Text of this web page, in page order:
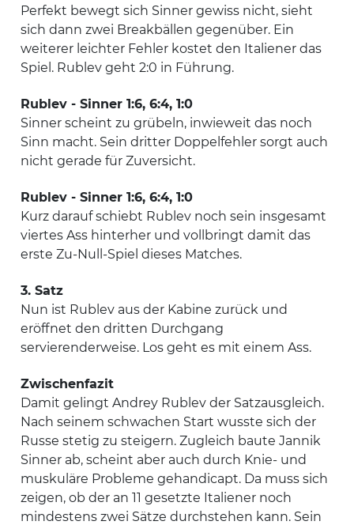
Perfekt bewegt sich Sinner gewiss nicht, sieht
sich dann zwei Breakbällen gegenüber. Ein
weiterer leichter Fehler kostet den Italiener das
Spiel. Rublev geht 2:0 in Führung.
Rublev - Sinner 1:6, 6:4, 1:0
Sinner scheint zu grübeln, inwieweit das noch
Sinn macht. Sein dritter Doppelfehler sorgt auch
nicht gerade für Zuversicht.
Rublev - Sinner 1:6, 6:4, 1:0
Kurz darauf schiebt Rublev noch sein insgesamt
viertes Ass hinterher und vollbringt damit das
erste Zu-Null-Spiel dieses Matches.
3. Satz
Nun ist Rublev aus der Kabine zurück und
eröffnet den dritten Durchgang
servierenderweise. Los geht es mit einem Ass.
Zwischenfazit
Damit gelingt Andrey Rublev der Satzausgleich.
Nach seinem schwachen Start wusste sich der
Russe stetig zu steigern. Zugleich baute Jannik
Sinner ab, scheint aber auch durch Knie- und
muskuläre Probleme gehandicapt. Da muss sich
zeigen, ob der an 11 gesetzte Italiener noch
mindestens zwei Sätze durchstehen kann. Sein